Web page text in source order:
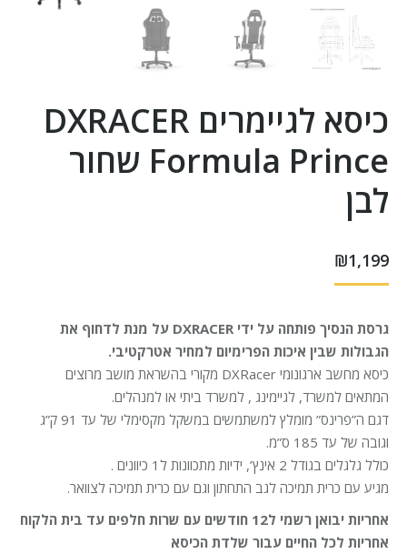
כיסא לגיימרים DXRACER
Formula Prince שחור
לבן
₪1,199
גרסת הנסיך פותחה על ידי DXRACER על מנת לדחוף את
הגבולות שבין איכות הפרימיום למחיר אטרקטיבי.
כיסא מחשב ארגונומי DXRacer מקורי בהשראת מושב מרוצים
המתאים למשרד, לגיימינג , למשרד ביתי או למנהלים.
דגם ה”פרינס” מומלץ למשתמשים במשקל מקסימלי של עד 91 ק”ג
וגובה של עד 185 ס”מ.
כולל גלגלים בגודל 2 אינץ’, ידיות מתכוונות ל1 כיוונים .
מגיע עם כרית תמיכה לגב התחתון וגם עם כרית תמיכה לצוואר.
אחריות יבואן רשמי ל12 חודשים עם שרות חלפים עד בית הלקוח
אחריות לכל החיים עבור שלדת הכיסא